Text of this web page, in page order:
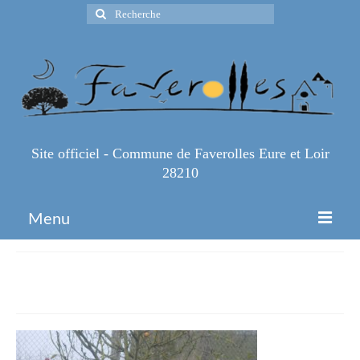
Rechercher
:
Site officiel - Commune de Faverolles Eure et Loir
28210
Menu
Infos Pratiques